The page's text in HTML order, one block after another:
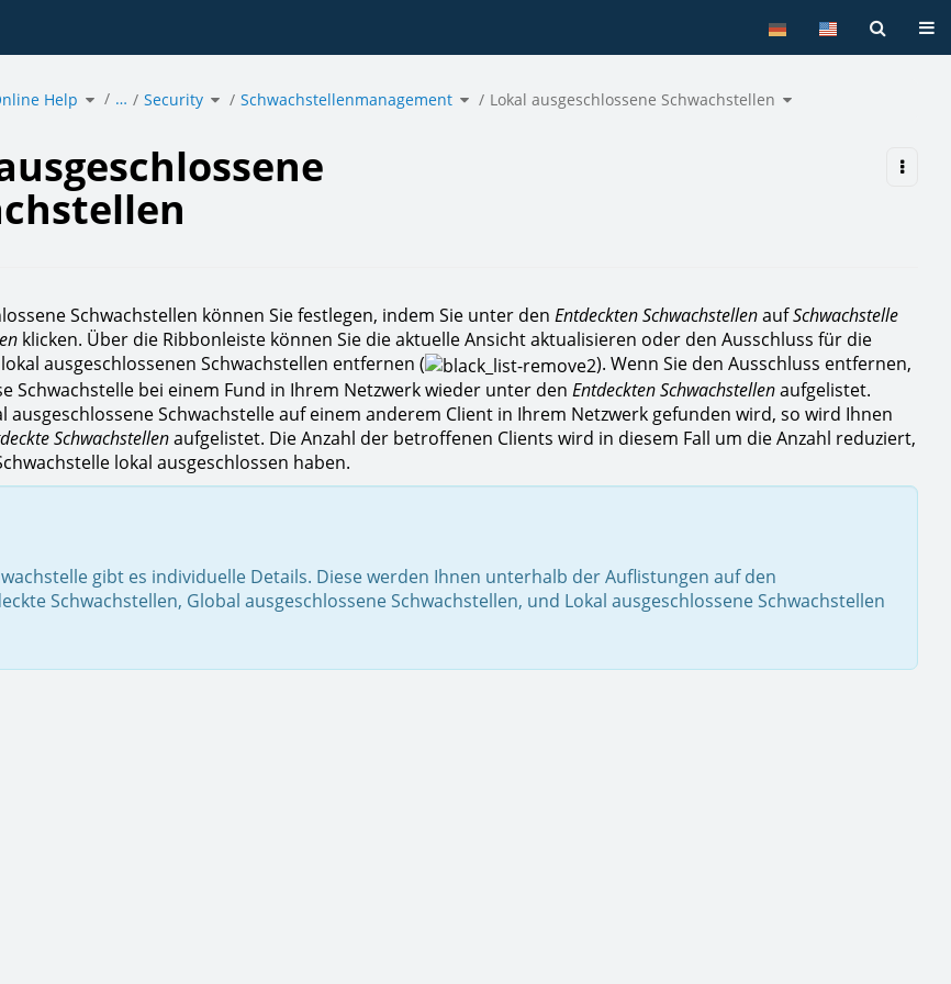
Help Toggle
the
hierarchy
tree
… Security Toggle
the
hierarchy
tree
Schwachstellenmanagement Toggle
the
hierarchy
tree
Lokal ausgeschlossene Schwachstellen Toggle
the
hierarchy
tree
Schwachstellen können Sie festlegen, indem Sie unter den Entdeckten SchwachstellenaufSchwachstelle
klicken. Über die Ribbonleiste können Sie die aktuelle Ansicht aktualisieren oder den Ausschluss für die
ausgeschlossenen Schwachstellen entfernen (
). Wenn Sie den Ausschluss entfernen,
Schwachstelle bei einem Fund in Ihrem Netzwerk wieder unter den Entdeckten Schwachstellenaufgelistet.
ausgeschlossene Schwachstelle auf einem anderem Client in Ihrem Netzwerk gefunden wird, so wird Ihnen
Schwachstellenaufgelistet. Die Anzahl der betroffenen Clients wird in diesem Fall um die Anzahl reduziert,
lokal ausgeschlossen haben.
gibt es individuelle Details. Diese werden Ihnen unterhalb der Auflistungen auf den
Schwachstellen, Global ausgeschlossene Schwachstellen, und Lokal ausgeschlossene Schwachstellen